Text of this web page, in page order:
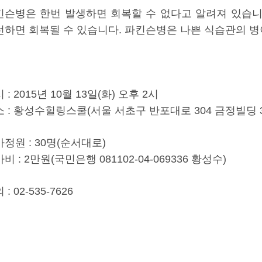
슨병은 한번 발생하면 회복할 수 없다고 알려져 있습
하면 회복될 수 있습니다. 파킨슨병은 나쁜 식습관의
: 2015년 10월 13일(화) 오후 2시
: 황성수힐링스쿨(서울 서초구 반포대로 304 금정빌딩
정원 : 30명(순서대로)
비 : 2만원 (국민은행 081102-04-069336 황성수)
: 02-535-7626